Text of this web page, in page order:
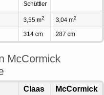
Schüttler
3,55 m2 3,04 m2
314 cm 287 cm
McCormick
Claas
McCormick